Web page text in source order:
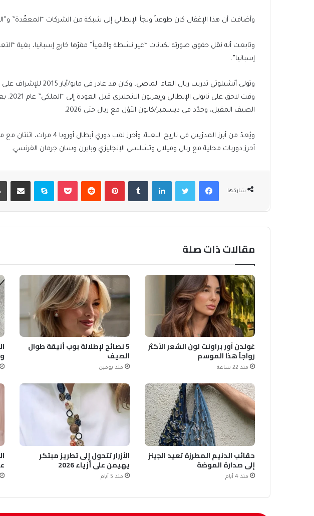
وأضافت أن هذا الإغفال كان طوعياً ولجأ الإيطالي إلى شبكة من الشركات “المعقّدة”
وتابعت أنه نقل حقوق صورته لكيانات “غير نشطة واقعياً” مقرّها خارج إسبانيا، بغية
إسبانيا”.
وتولى أنشيلوتي تدريب ريال العام
وقت لاحق
الصيف المقبل، وجدّد في ديسمبر/كانون الأوّل مع ريال حتى 2026.
ويُعدّ من أبرز المدرّبين في تاريخ اللعبة.
أحرز دوريات محلية مع ريال وميلان وتشلسي الإنجليزي وبايرن وسان جرمان الفرنسي.
شاركها
فيسبوكتويتر لينكدإن بينتيريست بوكيت سكايب مشاركة عبر
مقالات ذات صلة
غولدن آور براونت لون الشعر الأكثر
رواجاً هذا الموسم
منذ 22 ساعة
5 نصائح لإطلالة بوب أنيقة طوال
الصيف
منذ يومين
حقائب الدنيم المطرزة تعيد الجينز
إلى صدارة الموضة
منذ 4 أيام
الأزرار تتحول إلى تطريز مبتكر
يهيمن على أزياء 2026
منذ 5 أيام